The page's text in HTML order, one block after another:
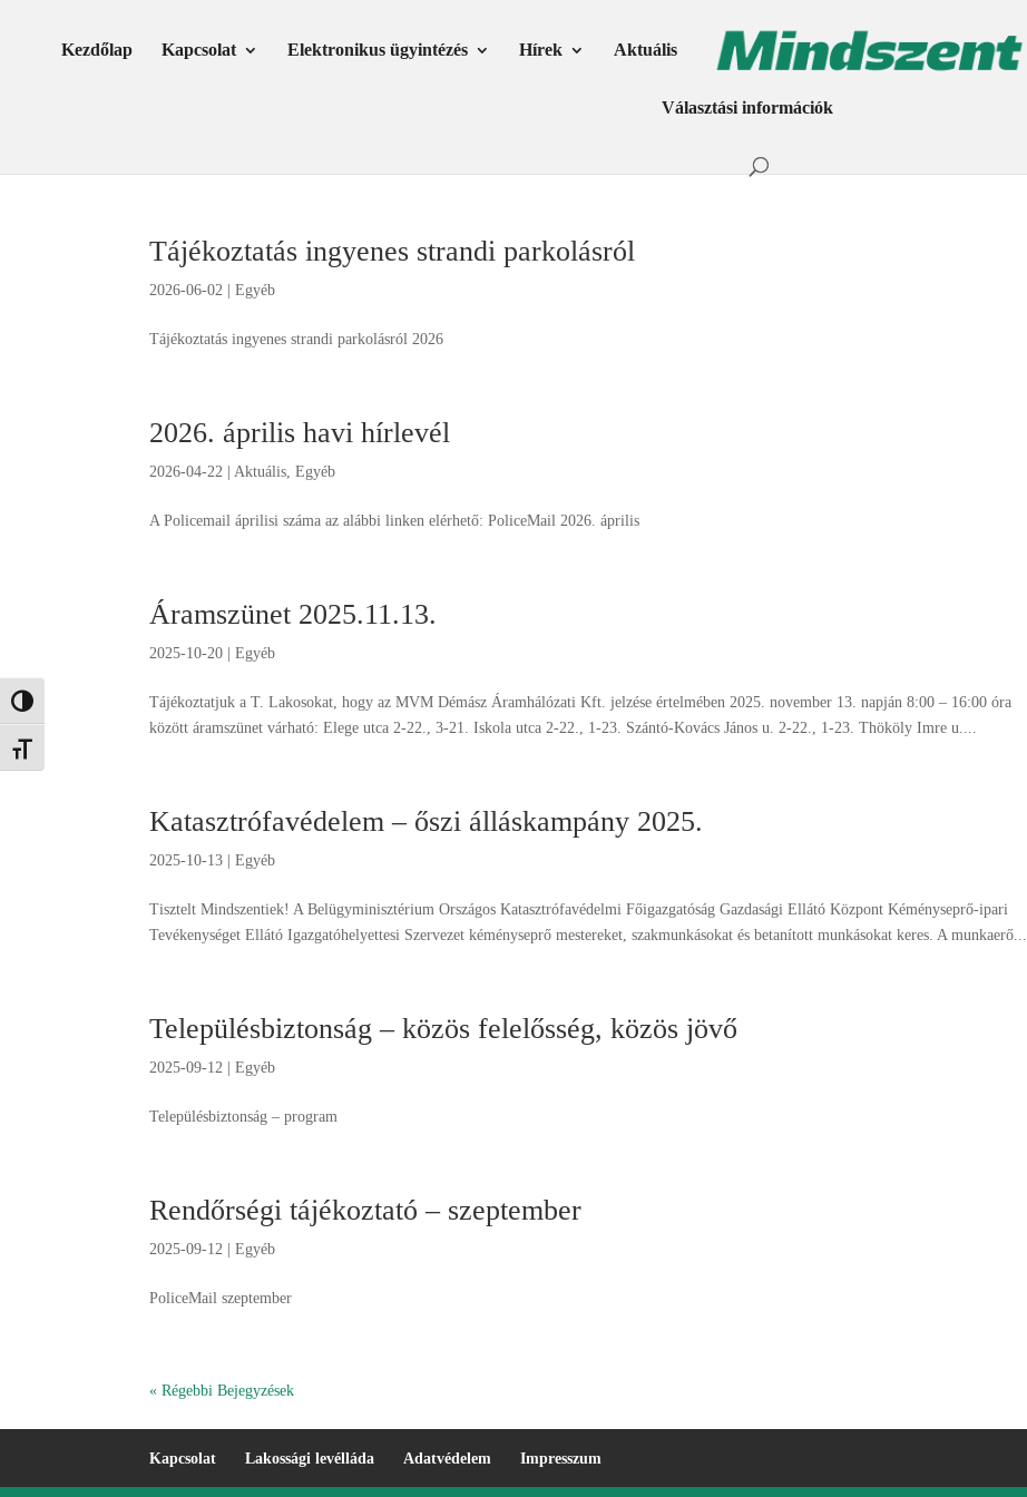
Nagy kontraszt váltása
Betűméret váltása
Kezdőlap Kapcsolat Elektronikus ügyintézés Hírek Aktuális
Választási információk
Tájékoztatás ingyenes strandi parkolásról
2026-06-02 |Egyéb
Tájékoztatás ingyenes strandi parkolásról 2026
2026. április havi hírlevél
2026-04-22 |Aktuális,Egyéb
A Policemail áprilisi száma az alábbi linken elérhető: PoliceMail 2026. április
Áramszünet 2025.11.13.
2025-10-20 |Egyéb
Tájékoztatjuk a T. Lakosokat, hogy az MVM Démász Áramhálózati Kft. jelzése értelmében 2025. november 13. napján 8:00 – 16:00 óra
között áramszünet várható: Elege utca 2-22., 3-21. Iskola utca 2-22., 1-23. Szántó-Kovács János u. 2-22., 1-23. Thököly Imre u....
Katasztrófavédelem – őszi álláskampány 2025.
2025-10-13 |Egyéb
Tisztelt Mindszentiek! A Belügyminisztérium Országos Katasztrófavédelmi Főigazgatóság Gazdasági Ellátó Központ Kéményseprő-ipari
Tevékenységet Ellátó Igazgatóhelyettesi Szervezet kéményseprő mestereket, szakmunkásokat és betanított munkásokat keres. A munkaerő...
Településbiztonság – közös felelősség, közös jövő
2025-09-12 |Egyéb
Településbiztonság – program
Rendőrségi tájékoztató – szeptember
2025-09-12 |Egyéb
PoliceMail szeptember
« Régebbi Bejegyzések
Kapcsolat Lakossági levélláda Adatvédelem Impresszum